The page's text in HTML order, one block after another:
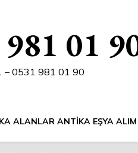
01
– 0531 981 01 90
ALANLAR ANTIKA EŞYA